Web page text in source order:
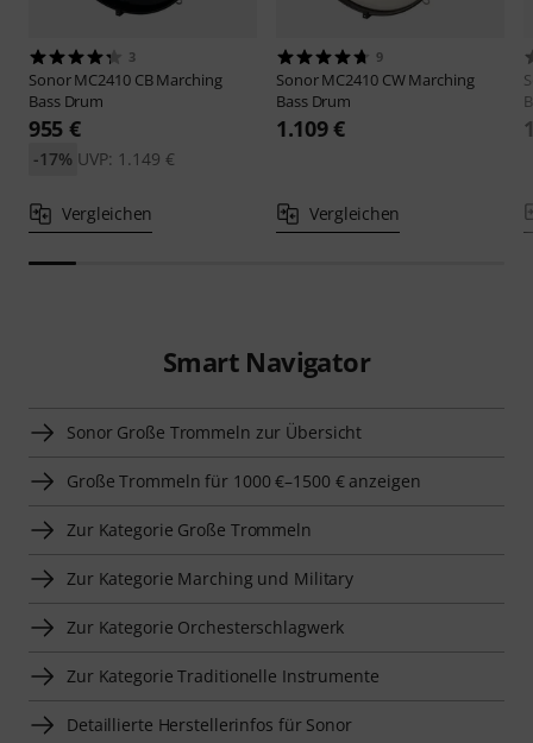
3
SonorMC2410 CB Marching
Bass Drum
955 €
UVP: 1.149 €
-17%
Vergleichen
9
SonorMC2410 CW Marching
Bass Drum
1.109 €
Vergleichen
Smart Navigator
Sonor Große Trommeln zur Übersicht
Große Trommeln für 1000 €–1500 € anzeigen
Zur Kategorie Große Trommeln
Zur Kategorie Marching und Military
Zur Kategorie Orchesterschlagwerk
Zur Kategorie Traditionelle Instrumente
Detaillierte Herstellerinfos für Sonor